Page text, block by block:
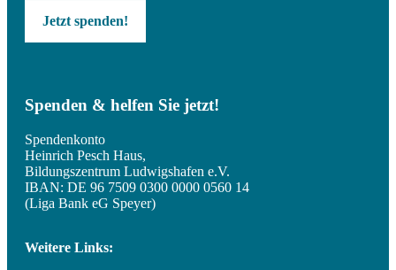
Jetzt spenden!
Spenden & helfen Sie jetzt!
Spendenkonto
Heinrich Pesch Haus,
Bildungszentrum Ludwigshafen e.V.
IBAN: DE 96 7509 0300 0000 0560 14
(Liga Bank eG Speyer)
Weitere Links: